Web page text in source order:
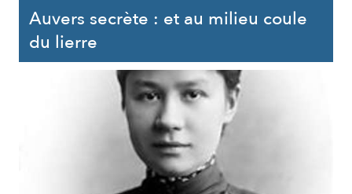
Auvers secrète : et au milieu coule
du lierre